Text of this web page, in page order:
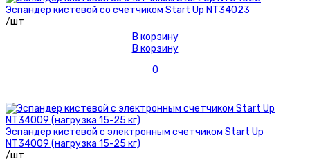
Эспандер кистевой со счетчиком Start Up NT34023
/шт
В корзину
В корзину
0
Эспандер кистевой с электронным счетчиком Start Up
NT34009 (нагрузка 15-25 кг)
/шт